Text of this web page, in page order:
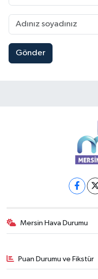
Gönder
Mersin Hava Durumu
Puan Durumu ve Fikstür